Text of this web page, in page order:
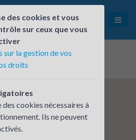
Est + DD73 + Agence Seynod
des cookies et vous
sur ceux que vous
sur la gestion de vos
droits
cookies nécessaires à
Ils ne peuvent